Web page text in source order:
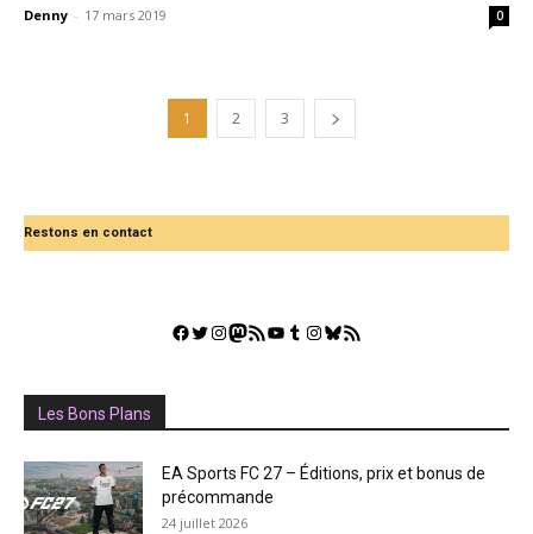
Denny - 17 mars 2019 0
1 2 3
Restons en contact
Facebook
Twitter
Instagram
Mastodon
Flux RSSYouTube
Tumblr
Instagram
Bluesky
GestGame
Les Bons Plans
EA Sports FC 27 – Éditions, prix et bonus de
précommande
24 juillet 2026